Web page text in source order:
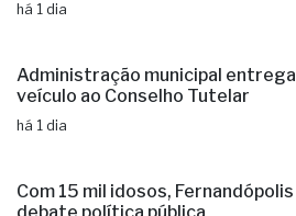
há 1 dia
Administração municipal
veículo ao Conselho Tutelar
há 1 dia
Com 15 mil idosos, Fernandópolis